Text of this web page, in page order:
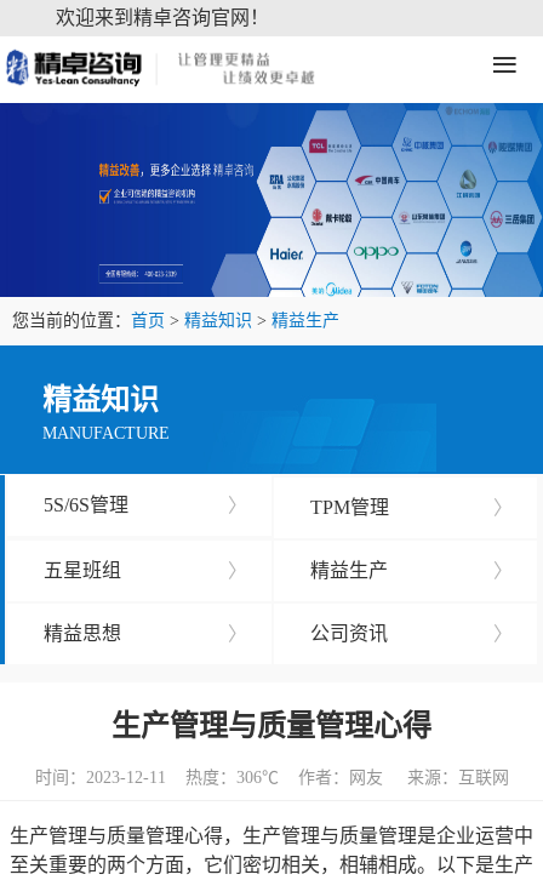
欢迎来到精卓咨询官网！
≡
您当前的位置： 首页 > 精益知识 > 精益生产
精益知识
MANUFACTURE
5S/6S管理 〉 TPM管理 〉
五星班组 〉 精益生产 〉
精益思想 〉 公司资讯 〉
生产管理与质量管理心得
时间：2023-12-11 热度： 306℃ 作者：网友 来源：互联网
生产管理与质量管理心得，生产管理与质量管理是企业运营中
至关重要的两个方面，它们密切相关，相辅相成。以下是生产